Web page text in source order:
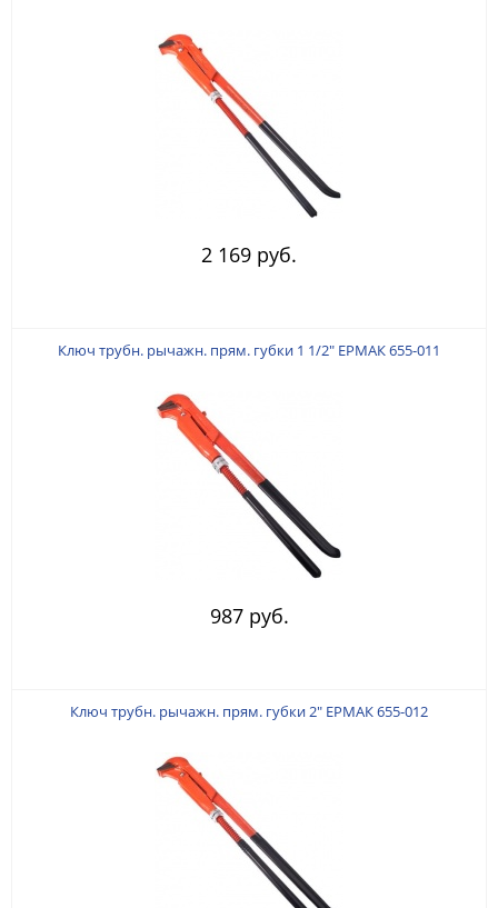
2 169 руб.
Ключ трубн. рычажн. прям. губки 1 1/2" ЕРМАК 655-011
987 руб.
Ключ трубн. рычажн. прям. губки 2" ЕРМАК 655-012